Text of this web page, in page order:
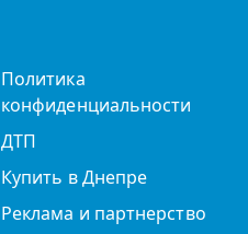
Политика
конфиденциальности
ДТП
Купить в Днепре
Реклама и партнерство